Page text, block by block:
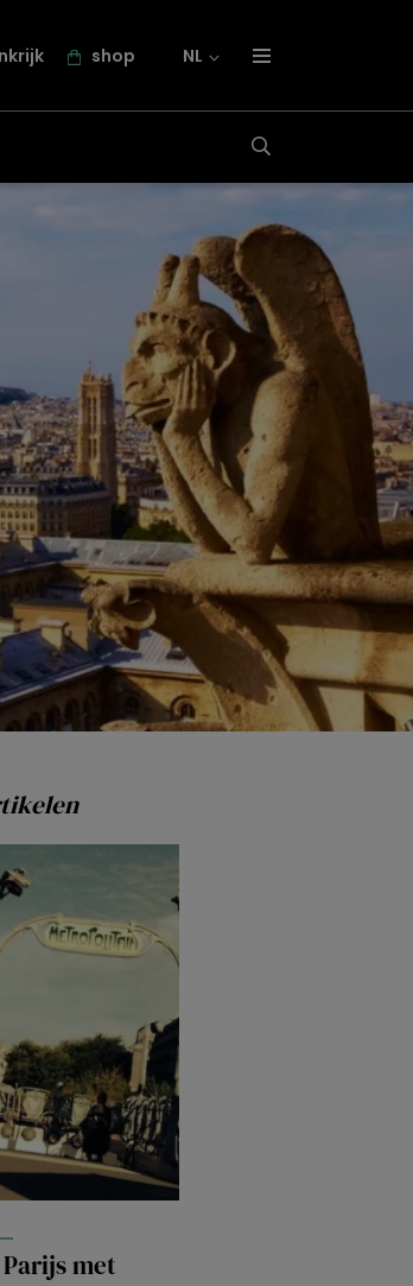
shop NL
over frankrijk.nl
met